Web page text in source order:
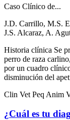
Caso Clínico de...
J.D. Carrillo, M.S.
J.S. Alcaraz, A.
Historia clínica Se
perro de raza
por un cuadro
disminución del
Clin Vet Peq Anim
¿Cuál es tu